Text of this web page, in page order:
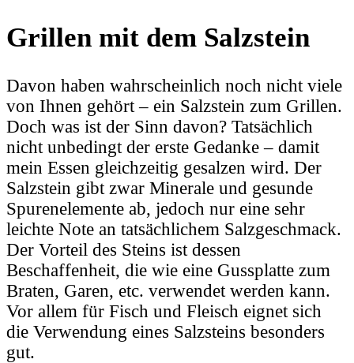
Grillen mit dem Salzstein
Davon haben wahrscheinlich noch nicht viele
von Ihnen gehört – ein Salzstein zum Grillen.
Doch was ist der Sinn davon? Tatsächlich
nicht unbedingt der erste Gedanke – damit
mein Essen gleichzeitig gesalzen wird. Der
Salzstein gibt zwar Minerale und gesunde
Spurenelemente ab, jedoch nur eine sehr
leichte Note an tatsächlichem Salzgeschmack.
Der Vorteil des Steins ist dessen
Beschaffenheit, die wie eine Gussplatte zum
Braten, Garen, etc. verwendet werden kann.
Vor allem für Fisch und Fleisch eignet sich
die Verwendung eines Salzsteins besonders
gut.